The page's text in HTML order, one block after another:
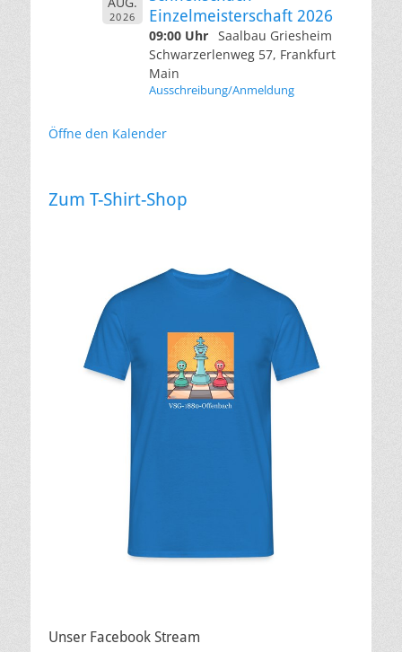
2026
Einzelmeisterschaft 2026
09:00 Uhr Saalbau Griesheim
Schwarzerlenweg 57, Frankfurt
Main
Ausschreibung/Anmeldung
Öffne den Kalender
Zum T-Shirt-Shop
Unser Facebook Stream